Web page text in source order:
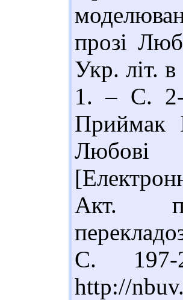
прозі
Укр. літ.
1. – С. 2-
Приймак
Любові
Акт.
С. 197-
http://